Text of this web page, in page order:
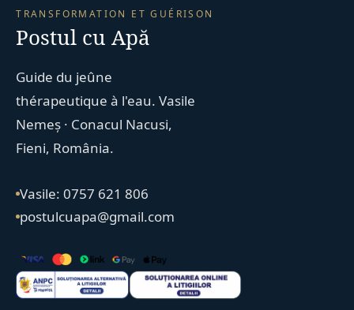
TRANSFORMATION ET GUÉRISON
Postul cu Apă
Guide du jeûne
thérapeutique à l'eau. Vasile
Nemeș · Conacul Nacusi,
Fieni, România.
Vasile: 0757 621 806
postulcuapa@gmail.com